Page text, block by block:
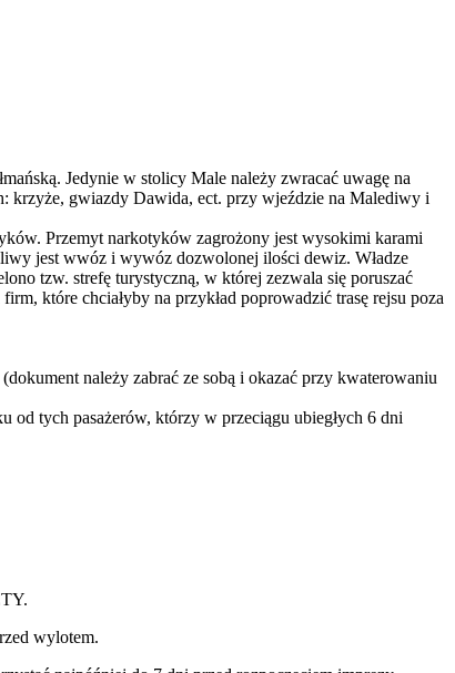
Jedynie w stolicy Male należy zwracać uwagę na
krzyże, gwiazdy Dawida, ect. przy wjeździe na Malediwy i
Przemyt narkotyków zagrożony jest wysokimi karami
jest wwóz i wywóz dozwolonej ilości dewiz. Władze
tzw. strefę turystyczną, w której zezwala się poruszać
które chciałyby na przykład poprowadzić trasę rejsu poza
należy zabrać ze sobą i okazać przy kwaterowaniu
od tych pasażerów, którzy w przeciągu ubiegłych 6 dni
wylotem.